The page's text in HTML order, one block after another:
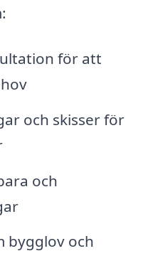
för att
och skisser för
och
bygglov och